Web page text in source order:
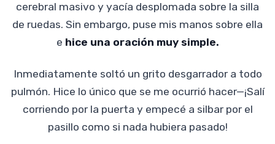
cerebral masivo y yacía desplomada sobre la silla
de ruedas. Sin embargo, puse mis manos sobre ella
e hice una oración muy simple.
Inmediatamente soltó un grito desgarrador a todo
pulmón. Hice lo único que se me ocurrió hacer—¡Salí
corriendo por la puerta y empecé a silbar por el
pasillo como si nada hubiera pasado!